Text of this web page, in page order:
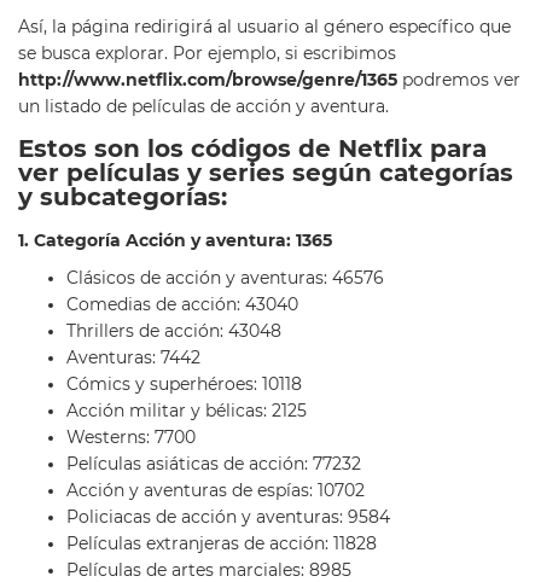
Así, la página redirigirá al usuario al género específico que
se busca explorar. Por ejemplo, si escribimos
http://www.netflix.com/browse/genre/1365 podremos ver
un listado de películas de acción y aventura.
Estos son los códigos de Netflix para
ver películas y series según categorías
y subcategorías:
1. Categoría Acción y aventura: 1365
Clásicos de acción y aventuras: 46576
Comedias de acción: 43040
Thrillers de acción: 43048
Aventuras: 7442
Cómics y superhéroes: 10118
Acción militar y bélicas: 2125
Westerns: 7700
Películas asiáticas de acción: 77232
Acción y aventuras de espías: 10702
Policiacas de acción y aventuras: 9584
Películas extranjeras de acción: 11828
Películas de artes marciales: 8985